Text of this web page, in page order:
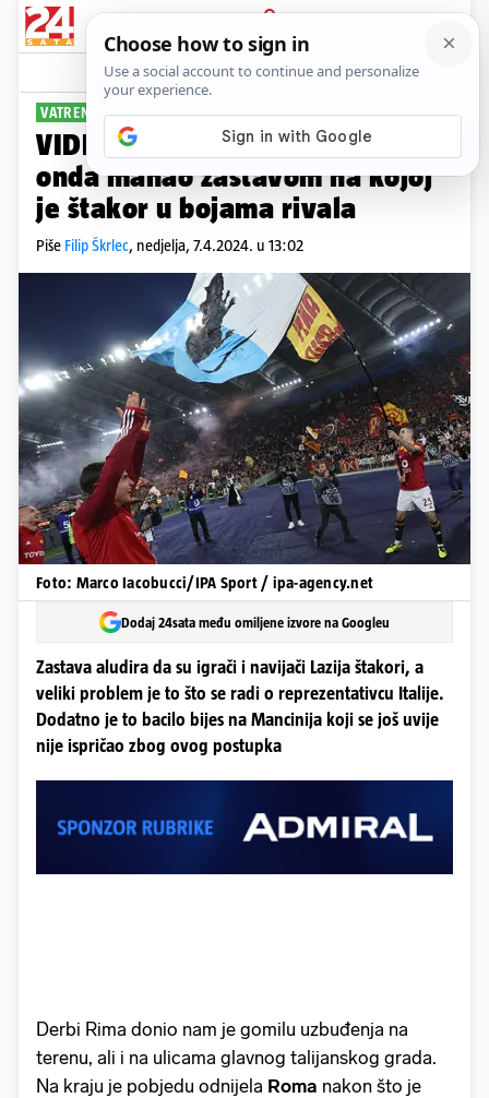
PRIJAVA
Sport Komentari
VATRENA PROSLAVA
VIDEO Srušio je Tudora i Lazio, a
onda mahao zastavom na kojoj
je štakor u bojama rivala
Piše Filip Škrlec, nedjelja, 7.4.2024. u 13:02
Foto: Marco Iacobucci/IPA Sport / ipa-agency.net
Dodaj 24sata među omiljene izvore na Googleu
Zastava aludira da su igrači i navijači Lazija štakori, a
veliki problem je to što se radi o reprezentativcu Italije.
Dodatno je to bacilo bijes na Mancinija koji se još uvije
nije ispričao zbog ovog postupka
Derbi Rima donio nam je gomilu uzbuđenja na
terenu, ali i na ulicama glavnog talijanskog grada.
Na kraju je pobjedu odnijela Roma nakon što je